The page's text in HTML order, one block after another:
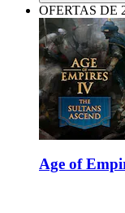
OFERTAS DE
Age of